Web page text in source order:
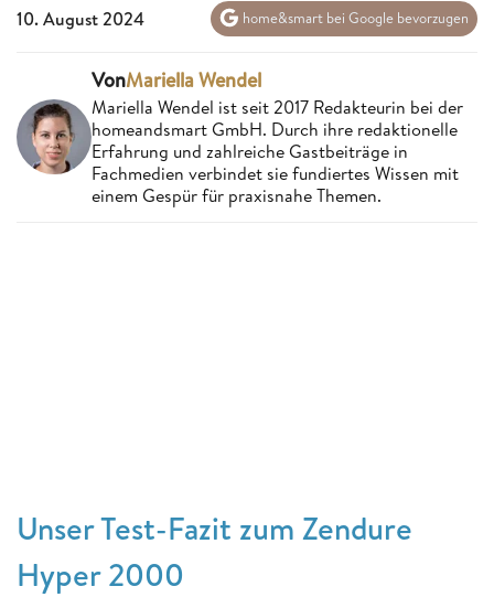
10. August 2024 home&smart bei Google bevorzugen
VonMariella Wendel
Mariella Wendel ist seit 2017 Redakteurin bei der
homeandsmart GmbH. Durch ihre redaktionelle
Erfahrung und zahlreiche Gastbeiträge in
Fachmedien verbindet sie fundiertes Wissen mit
einem Gespür für praxisnahe Themen.
Unser Test-Fazit zum Zendure
Hyper 2000